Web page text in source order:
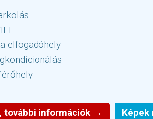
elfogadóhely
további információk →